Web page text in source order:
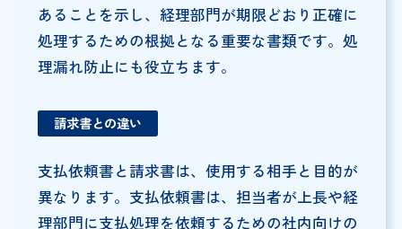
あることを示し、経理部門が期限どおり正確に
処理するための根拠となる重要な書類です。処
理漏れ防止にも役立ちます。
請求書との違い
支払依頼書と請求書は、使用する相手と目的が
異なります。支払依頼書は、担当者が上長や経
理部門に支払処理を依頼するための社内向けの